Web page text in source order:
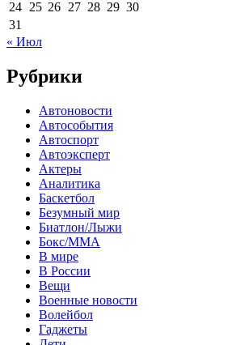
24 25 26 27 28 29 30
31
« Июл
Рубрики
Автоновости
Автособытия
Автоспорт
Автоэксперт
Актеры
Аналитика
Баскетбол
Безумный мир
Биатлон/Лыжи
Бокс/MMA
В мире
В России
Вещи
Военные новости
Волейбол
Гаджеты